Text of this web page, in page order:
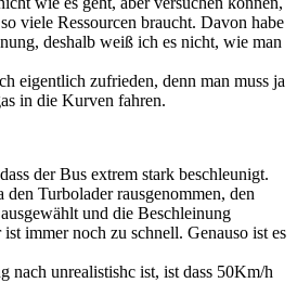
viele Ressourcen braucht. Davon habe
deshalb weiß ich es nicht, wie man
eigentlich zufrieden, denn man muss ja
in die Kurven fahren.
der Bus extrem stark beschleunigt.
den Turbolader rausgenommen, den
und die Beschleinung
immer noch zu schnell. Genauso ist es
nach unrealistishc ist, ist dass 50Km/h